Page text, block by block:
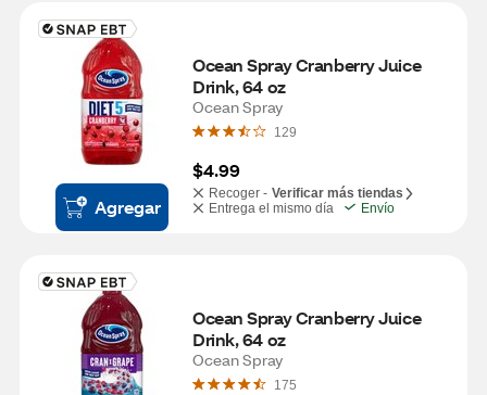
Agregar
Ocean Spray Cranberry Juice
Drink, 64 oz
Ocean Spray
129
$4.99
Recoger - Verificar más tiendas
Entrega el mismo día
Envío
Ocean Spray Cranberry Juice
Drink, 64 oz
Ocean Spray
175